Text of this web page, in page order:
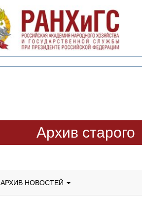
Архив старого
АРХИВ НОВОСТЕЙ